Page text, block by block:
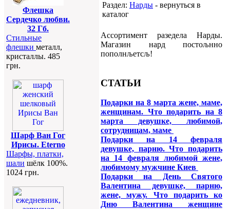
Флешка
Сердечко любви.
32 Гб.
Стильные
флешки металл,
кристаллы. 485
грн.
Шарф Ван Гог
Ирисы. Eterno
Шарфы, платки,
шали шёлк 100%.
1024 грн.
Раздел: Нарды - вернуться в
каталог
Ассортимент разедела Нарды.
Магазин нард постољнно
пополнљетсљ!
СТАТЬИ
Подарки на 8 марта жене, маме,
женщинам. Что подарить на 8
марта девушке, любимой,
сотрудницам, маме
Подарки на 14 февраля
девушке, парню. Что подарить
на 14 февраля любимой жене,
любимому мужчине Киев
Подарки на День Святого
Валентина девушке, парню,
жене, мужу. Что подарить ко
Дню Валентина женщине